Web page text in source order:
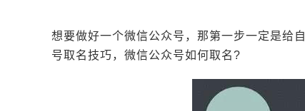
想要做好一个微信公众号，那第一步一定是给
号取名技巧，微信公众号如何取名?